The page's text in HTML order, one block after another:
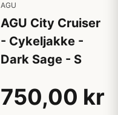
AGU
AGU City Cruiser
- Cykeljakke -
Dark Sage - S
750,00 kr